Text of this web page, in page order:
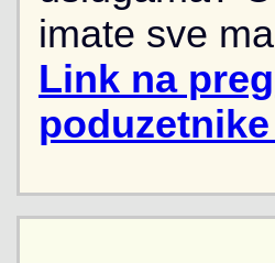
imate sve
Link na